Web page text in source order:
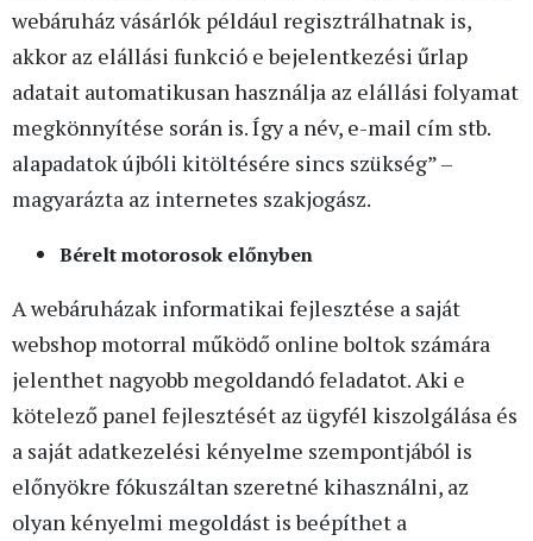
webáruház vásárlók például regisztrálhatnak is,
akkor az elállási funkció e bejelentkezési űrlap
adatait automatikusan használja az elállási folyamat
megkönnyítése során is. Így a név, e-mail cím stb.
alapadatok újbóli kitöltésére sincs szükség” –
magyarázta az internetes szakjogász.
Bérelt motorosok előnyben
A webáruházak informatikai fejlesztése a saját
webshop motorral működő online boltok számára
jelenthet nagyobb megoldandó feladatot. Aki e
kötelező panel fejlesztését az ügyfél kiszolgálása és
a saját adatkezelési kényelme szempontjából is
előnyökre fókuszáltan szeretné kihasználni, az
olyan kényelmi megoldást is beépíthet a